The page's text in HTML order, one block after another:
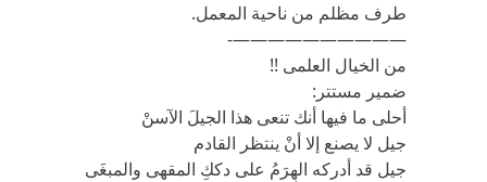
طرف مظلم من ناحية المعمل.
——————————-
من الخيال العلمى !!
ضمير مستتر:
أحلى ما فيها أنك تنعى هذا الجيلَ الآسنْ
جيل لا يصنع إلا أنْ ينتظر القادم
جيل قد أدركه الهِرَمُ على دككِ المقهى والمبغَى